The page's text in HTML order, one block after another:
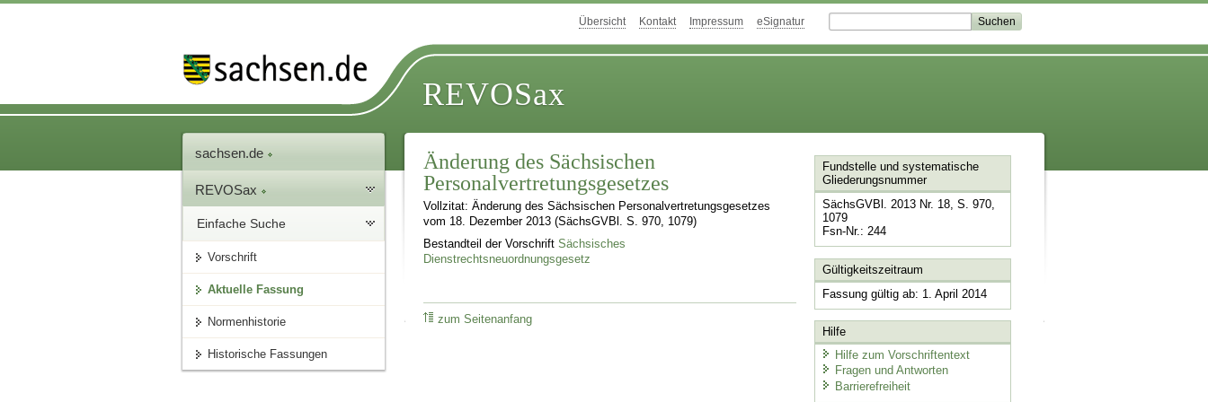
Übersicht Kontakt Impressum eSignatur
REVOSax
sachsen.de
REVOSax
Einfache Suche
Vorschrift
Aktuelle Fassung
Normenhistorie
Historische Fassungen
Änderung des Sächsischen
Personalvertretungsgesetzes
Vollzitat: Änderung des Sächsischen Personalvertretungsgesetzes
vom 18. Dezember 2013 (SächsGVBl. S. 970, 1079)
Bestandteil der VorschriftSächsisches
Dienstrechtsneuordnungsgesetz
zum Seitenanfang
Fundstelle und systematische
Gliederungsnummer
SächsGVBl. 2013 Nr. 18, S. 970,
1079
Fsn-Nr.: 244
Gültigkeitszeitraum
Fassung gültig ab: 1. April 2014
Hilfe
Hilfe zum Vorschriftentext
Fragen und Antworten
Barrierefreiheit